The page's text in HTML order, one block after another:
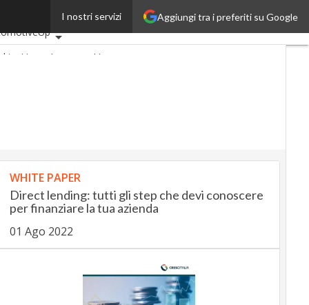
Aggiungi tra i preferiti su Google
I nostri servizi
InsuranceUp
WHITE PAPER
Direct lending: tutti gli step che devi conoscere
per finanziare la tua azienda
01 Ago 2022